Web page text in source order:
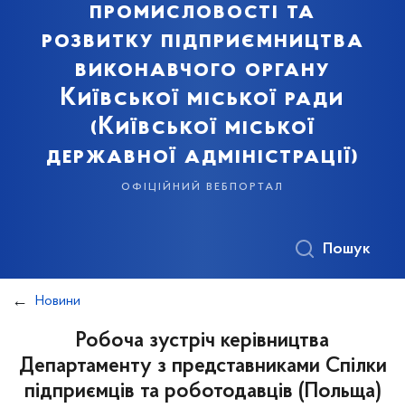
промисловості та
розвитку підприємництва
виконавчого органу
Київської міської ради
(Київської міської
державної адміністрації)
офіційний вебпортал
Пошук
Новини
Робоча зустріч керівництва
Департаменту з представниками Спілки
підприємців та роботодавців (Польща)